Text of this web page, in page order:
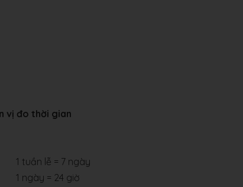
vị đo thời gian
1 tuần lễ = 7 ngày
1 ngày = 24 giờ